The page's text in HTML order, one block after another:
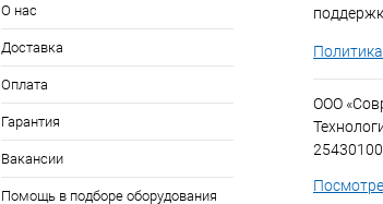
О нас
Доставка
Оплата
Гарантия
Вакансии
Помощь в подборе оборудования
ООО